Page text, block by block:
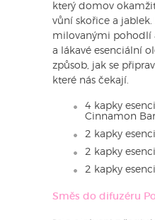
který domov
vůní skořice a
milovanými pohodlí
a lákavé esenciální
způsob, jak se
které nás čekají.
4 kapky
Cinnamon
2 kapky
2 kapky
2 kapky
Směs do difuzéru